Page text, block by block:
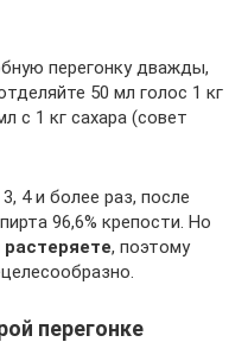
перегонку дважды,
50 мл голос 1 кг
с 1 кг сахара (совет
4 и более раз, после
96,6% крепости. Но
, поэтому
перегонке